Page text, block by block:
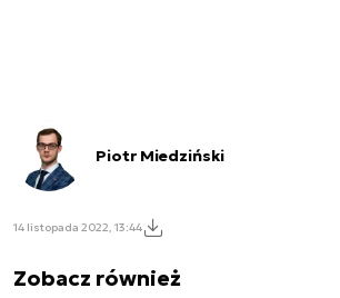
Piotr Miedziński
14 listopada 2022, 13:44
Zobacz również